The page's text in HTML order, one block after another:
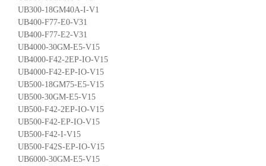
UB300-18GM40A-I-V1
UB400-F77-E0-V31
UB400-F77-E2-V31
UB4000-30GM-E5-V15
UB4000-F42-2EP-IO-V15
UB4000-F42-EP-IO-V15
UB500-18GM75-E5-V15
UB500-30GM-E5-V15
UB500-F42-2EP-IO-V15
UB500-F42-EP-IO-V15
UB500-F42-I-V15
UB500-F42S-EP-IO-V15
UB6000-30GM-E5-V15